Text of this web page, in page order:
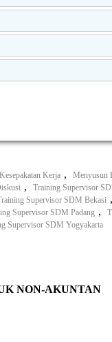
Kerja , Menyusun
, Training Supervisor
Supervisor SDM Bekasi ,
Supervisor SDM Padang ,
Supervisor SDM Yogyakarta
NON-AKUNTAN